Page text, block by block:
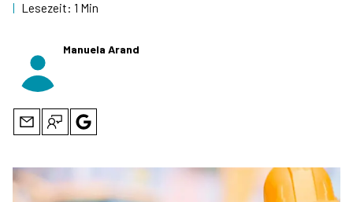
| Lesezeit: 1 Min
Manuela Arand